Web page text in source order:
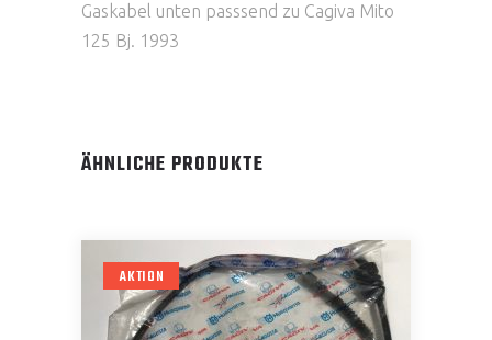
Gaskabel unten passsend zu Cagiva Mito
125 Bj. 1993
ÄHNLICHE PRODUKTE
AKTION